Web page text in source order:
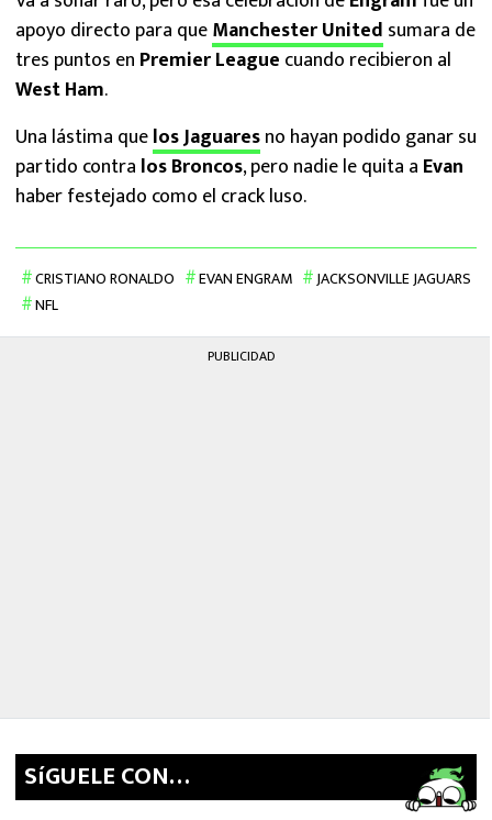
apoyo directo para queManchester United sumara de
tres puntos en Premier League cuando recibieron al
West Ham.
Una lástima quelos Jaguaresno hayan podido ganar su
partido contra los Broncos, pero nadie le quita a Evan
haber festejado como el crack luso.
CRISTIANO RONALDO EVAN ENGRAM
JACKSONVILLE JAGUARS
NFL
PUBLICIDAD
SíGUELE CON…